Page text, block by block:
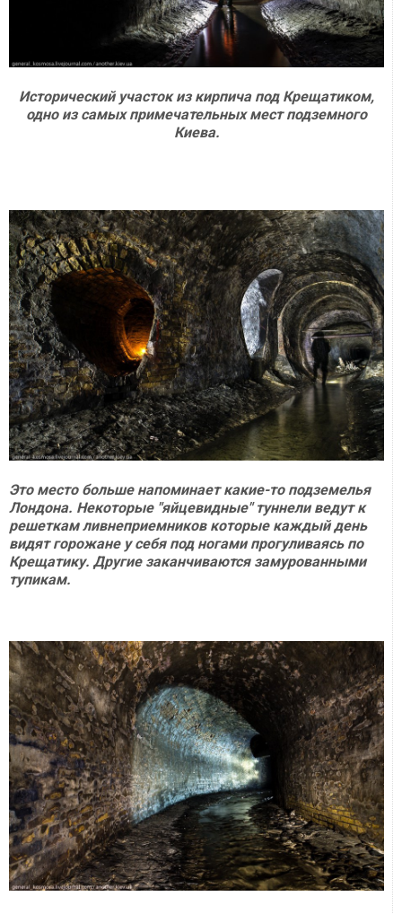
Исторический участок из кирпича под Крещатиком,
одно из самых примечательных мест подземного
Киева.
Это место больше напоминает какие-то подземелья
Лондона. Некоторые "яйцевидные" туннели ведут к
решеткам ливнеприемников которые каждый день
видят горожане у себя под ногами прогуливаясь по
Крещатику. Другие заканчиваются замурованными
тупикам.